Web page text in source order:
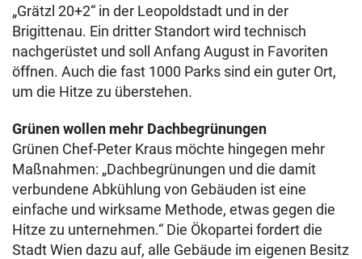
„Grätzl 20+2“ in der Leopoldstadt und in der
Brigittenau. Ein dritter Standort wird technisch
nachgerüstet und soll Anfang August in Favoriten
öffnen. Auch die fast 1000 Parks sind ein guter Ort,
um die Hitze zu überstehen.
Grünen wollen mehr Dachbegrünungen
Grünen Chef-Peter Kraus möchte hingegen mehr
Maßnahmen: „Dachbegrünungen und die damit
verbundene Abkühlung von Gebäuden ist eine
einfache und wirksame Methode, etwas gegen die
Hitze zu unternehmen.“ Die Ökopartei fordert die
Stadt Wien dazu auf, alle Gebäude im eigenen Besitz